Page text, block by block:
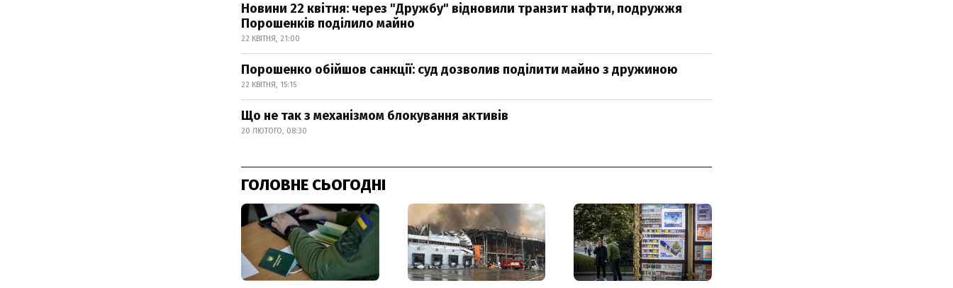
Новини 22 квітня: через "Дружбу" відновили транзит нафти, подружжя
Порошенків поділило майно
22 КВІТНЯ, 21:00
Порошенко обійшов санкції: суд дозволив поділити майно з дружиною
22 КВІТНЯ, 15:15
Що не так з механізмом блокування активів
20 ЛЮТОГО, 08:30
ГОЛОВНЕ СЬОГОДНІ